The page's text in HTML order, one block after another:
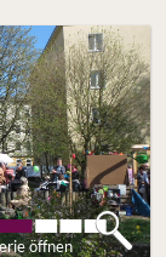
öffnen